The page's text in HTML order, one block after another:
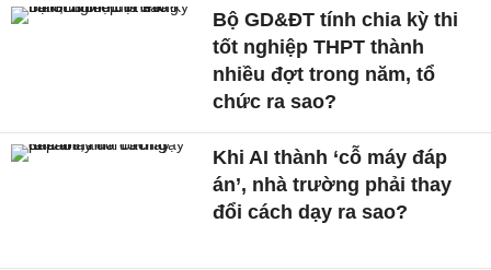
Bộ GD&ĐT tính chia kỳ thi
tốt nghiệp THPT thành
nhiều đợt trong năm, tổ
chức ra sao?
Khi AI thành ‘cỗ máy đáp
án’, nhà trường phải thay
đổi cách dạy ra sao?